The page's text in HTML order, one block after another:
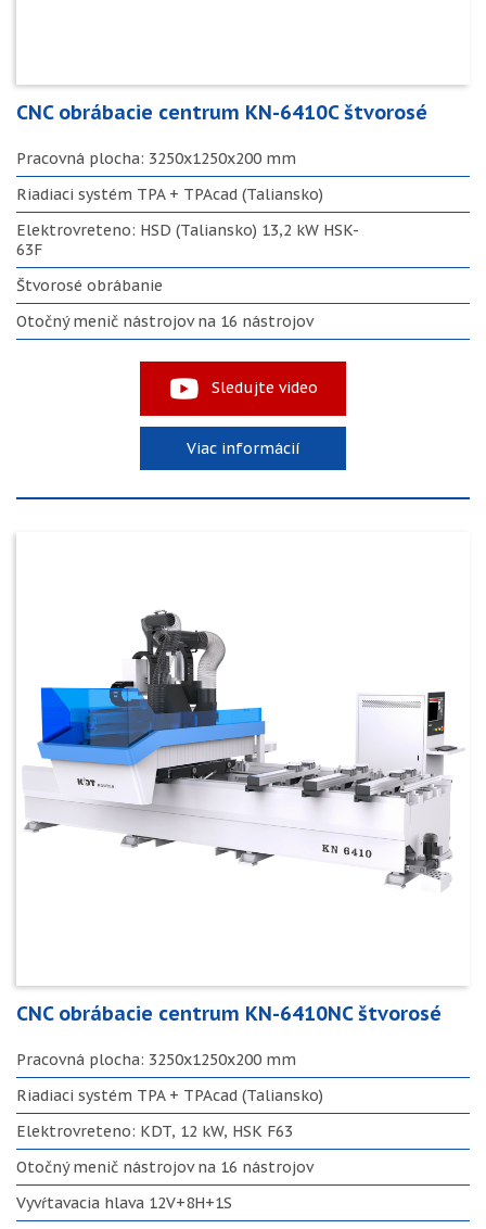
CNC obrábacie centrum KN-6410C štvorosé
Pracovná plocha: 3250x1250x200 mm
Riadiaci systém TPA + TPAcad (Taliansko)
Elektrovreteno: HSD (Taliansko) 13,2 kW HSK-
63F
Štvorosé obrábanie
Otočný menič nástrojov na 16 nástrojov
Sledujte video
Viac informácií
CNC obrábacie centrum KN-6410NC štvorosé
Pracovná plocha: 3250x1250x200 mm
Riadiaci systém TPA + TPAcad (Taliansko)
Elektrovreteno: KDT, 12 kW, HSK F63
Otočný menič nástrojov na 16 nástrojov
Vyvŕtavacia hlava 12V+8H+1S